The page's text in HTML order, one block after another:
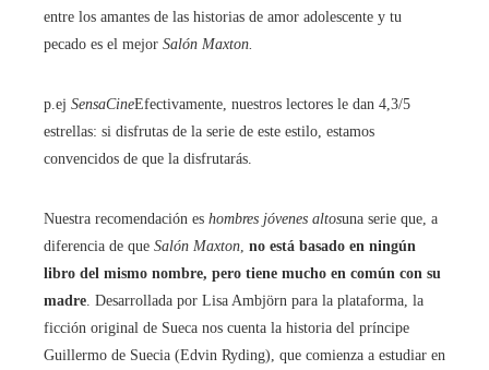
entre los amantes de las historias de amor adolescente y tu
pecado es el mejor Salón Maxton.
p.ej SensaCineEfectivamente, nuestros lectores le dan 4,3/5
estrellas: si disfrutas de la serie de este estilo, estamos
convencidos de que la disfrutarás.
Nuestra recomendación es hombres jóvenes altosuna serie que, a
diferencia de que Salón Maxton no está basado en ningún
libro del mismo nombre, pero tiene mucho en común con su
madre . Desarrollada por Lisa Ambjörn para la plataforma, la
ficción original de Sueca nos cuenta la historia del príncipe
Guillermo de Suecia (Edvin Ryding), que comienza a estudiar en